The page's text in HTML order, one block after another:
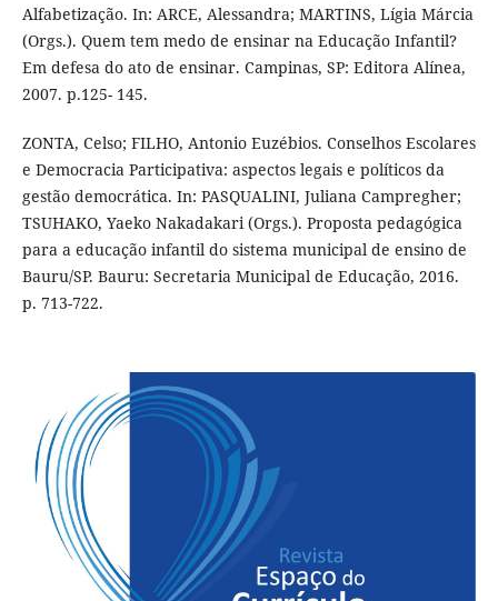
Alfabetização. In: ARCE, Alessandra; MARTINS, Lígia Márcia
(Orgs.). Quem tem medo de ensinar na Educação Infantil?
Em defesa do ato de ensinar. Campinas, SP: Editora Alínea,
2007. p.125- 145.
ZONTA, Celso; FILHO, Antonio Euzébios. Conselhos Escolares
e Democracia Participativa: aspectos legais e políticos da
gestão democrática. In: PASQUALINI, Juliana Campregher;
TSUHAKO, Yaeko Nakadakari (Orgs.). Proposta pedagógica
para a educação infantil do sistema municipal de ensino de
Bauru/SP. Bauru: Secretaria Municipal de Educação, 2016.
p. 713-722.